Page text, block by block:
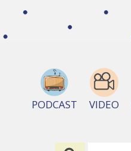
PODCAST VIDEO